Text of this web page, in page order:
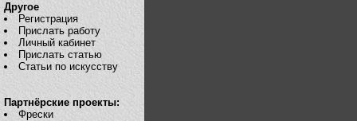
Другое
Регистрация
Прислать работу
Личный кабинет
Прислать статью
Статьи по искусству
Партнёрские проекты:
Фрески